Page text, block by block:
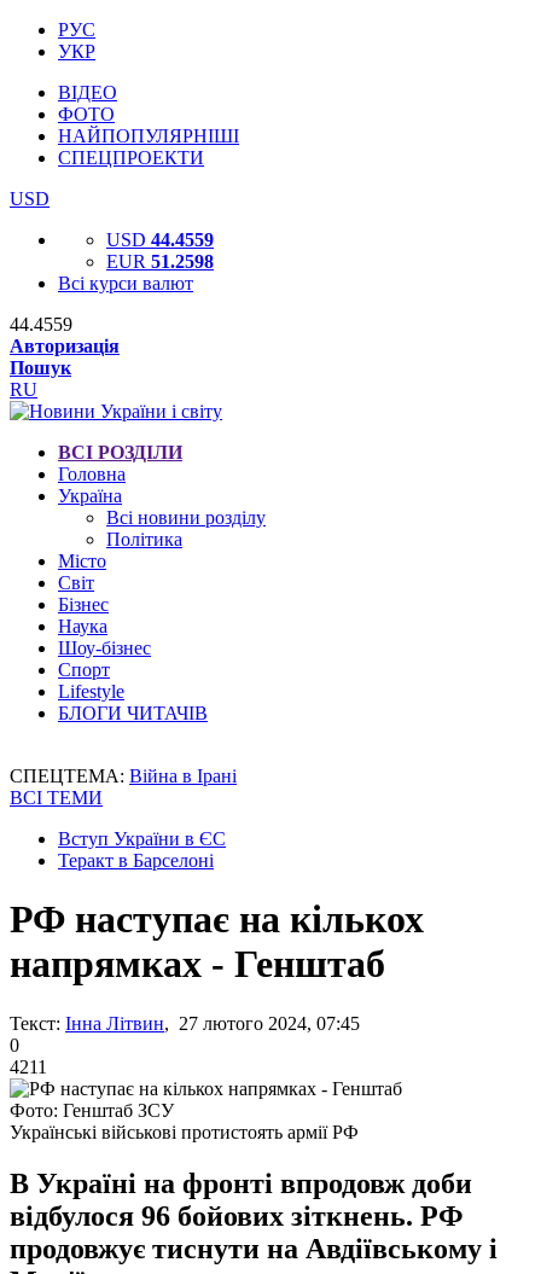
РУС
УКР
ВІДЕО
ФОТО
НАЙПОПУЛЯРНІШІ
СПЕЦПРОЕКТИ
USD
USD 44.4559
EUR 51.2598
Всі курси валют
44.4559
Авторизація
Пошук
RU
ВСІ РОЗДІЛИ
Головна
Україна
Всі новини розділу
Політика
Місто
Світ
Бізнес
Наука
Шоу-бізнес
Спорт
Lifestyle
БЛОГИ ЧИТАЧІВ
СПЕЦТЕМА: Війна в Ірані
ВСІ ТЕМИ
Вступ України в ЄС
Теракт в Барселоні
РФ наступає на кількох
напрямках - Генштаб
Текст: Інна Літвин, 27 лютого 2024, 07:45
0
4211
Фото: Генштаб ЗСУ
Українські військові протистоять армії РФ
В Україні на фронті впродовж доби
відбулося 96 бойових зіткнень. РФ
продовжує тиснути на Авдіївському і